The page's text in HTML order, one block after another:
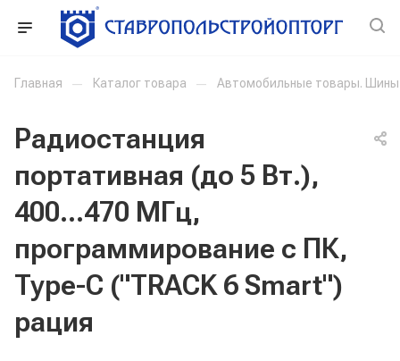
Главная — Каталог товара — Автомобильные товары. Шины
Радиостанция
портативная (до 5 Вт.),
400...470 МГц,
программирование с ПК,
Type-C ("TRACK 6 Smart")
рация